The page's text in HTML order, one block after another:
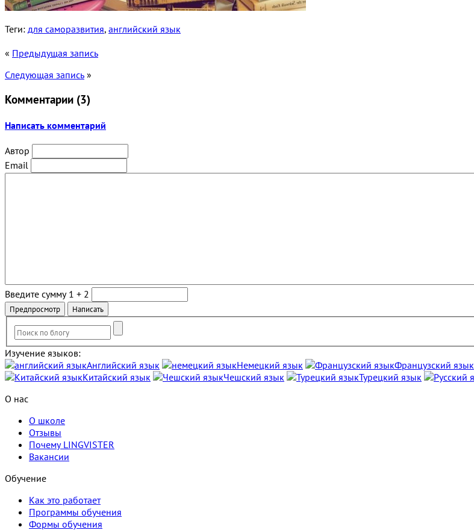
Теги: для саморазвития, английский язык
« Предыдущая запись
Следующая запись »
Комментарии (3)
Написать комментарий
Автор
Email
Введите сумму 1 + 2
Изучение языков:
Английский язык
Немецкий язык Французский язык
Китайский язык
Чешский язык Турецкий язык
О нас
О школе
Отзывы
Почему LINGVISTER
Вакансии
Обучение
Как это работает
Программы обучения
Формы обучения